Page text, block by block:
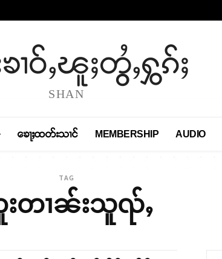
ၢဝ်ႇၽူႈတွႆႇႁွၵ်ႈ
SHAN
ၶေႃႈထတ်းသၢင် MEMBERSHIP AUDIO
TAG
တၢၼ်းသူၺ်ႇ